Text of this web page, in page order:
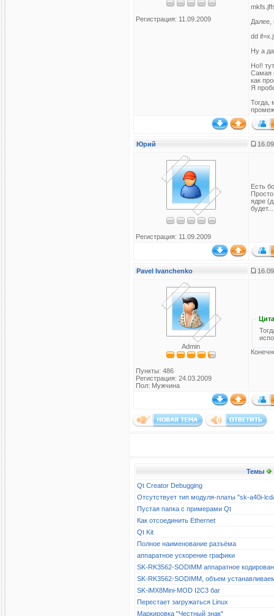
Регистрация: 11.09.2009
Далее,
dd
Ну а
Но!!
Самая
как
Я
Тогда,
Юрий
Регистрация: 11.09.2009
Есть
ядре
Pavel Ivanchenko
Admin
Пункты: 486
Регистрация: 24.03.2009
Пол: Мужчина
Темы
Qt Creator Debugging
Отсутствует тип модуля-платы "sk-a40i-
Пустая папка с примерами Qt
Как отсоединить Ethernet
Qt Kit
Полное наименование разъёма
аппаратное ускорение графики
SK-RK3562-SODIMM аппаратное
SK-RK3562-SODIMM, объем
SK-iMX8Mini-MOD I2C3 баг
Перестает загружаться Linux
Маркировка "Честный знак"